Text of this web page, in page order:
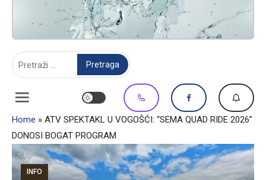
Home » ATV SPEKTAKL U VOGOŠĆI: “SEMA QUAD RIDE 2026”
DONOSI BOGAT PROGRAM
INFO